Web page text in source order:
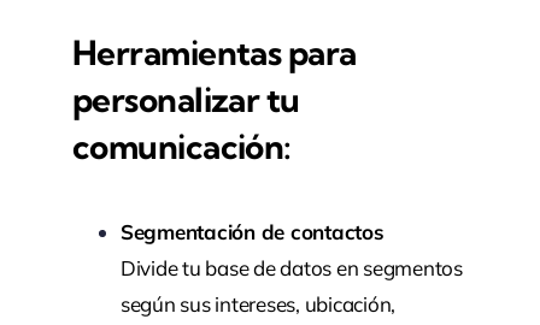
Herramientas para
personalizar tu
comunicación:
Segmentación de contactos
Divide tu base de datos en segmentos
según sus intereses, ubicación,